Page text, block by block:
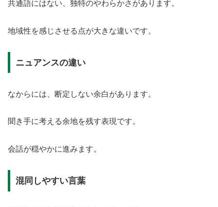
共通語にはない、独特のやわらかさがあります。
地域性を感じさせる点が大きな違いです。
ニュアンスの違い
なからには、断定しない余白があります。
聞き手に考える余地を残す表現です。
会話が穏やかに進みます。
混同しやすい言葉